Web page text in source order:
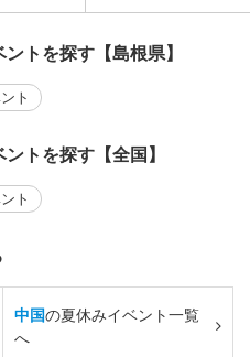
トを探す【島根県】
ト
トを探す【全国】
ト
中国の夏休みイベント一覧
へ